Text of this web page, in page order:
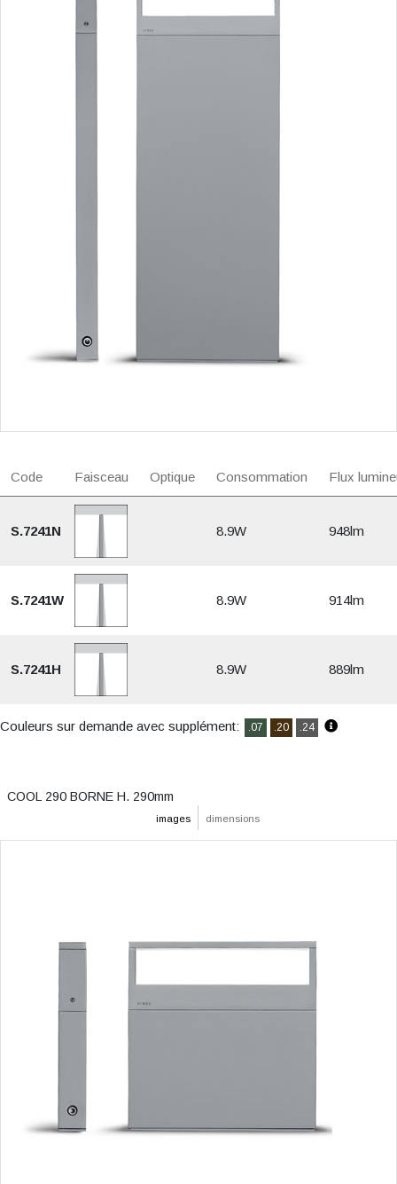
Code Faisceau Optique Consommation Flux
S.7241N 8.9W 948lm
S.7241W 8.9W 914lm
S.7241H 8.9W 889lm
Couleurs sur demande avec supplément: .07 .20 .24
images dimensions
COOL 290 BORNE H. 290mm